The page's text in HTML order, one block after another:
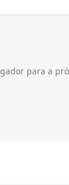
para a